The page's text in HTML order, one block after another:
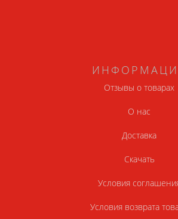
Отзывы о товарах
О нас
Доставка
Скачать
Условия
Условия возврата